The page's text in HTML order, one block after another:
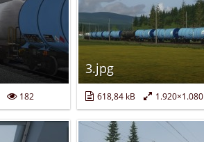
182
3.jpg
618,84 kB 1.920×1.080